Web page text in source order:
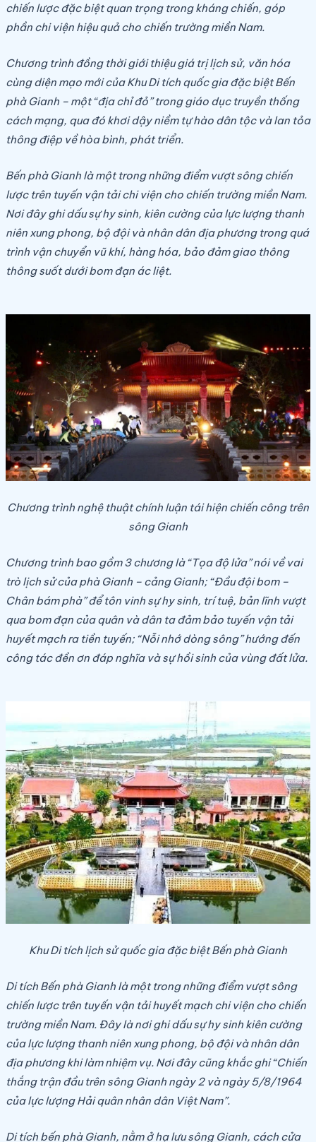
chiến lược đặc biệt quan trọng trong kháng chiến, góp
phần chi viện hiệu quả cho chiến trường miền Nam.
Chương trình đồng thời giới thiệu giá trị lịch sử, văn hóa
cùng diện mạo mới của Khu Di tích quốc gia đặc biệt Bến
phà Gianh – một “địa chỉ đỏ” trong giáo dục truyền thống
cách mạng, qua đó khơi dậy niềm tự hào dân tộc và lan tỏa
thông điệp về hòa bình, phát triển.
Bến phà Gianh là một trong những điểm vượt sông chiến
lược trên tuyến vận tải chi viện cho chiến trường miền Nam.
Nơi đây ghi dấu sự hy sinh, kiên cường của lực lượng thanh
niên xung phong, bộ đội và nhân dân địa phương trong quá
trình vận chuyển vũ khí, hàng hóa, bảo đảm giao thông
thông suốt dưới bom đạn ác liệt.
Chương trình nghệ thuật chính luận tái hiện chiến công trên
sông Gianh
Chương trình bao gồm 3 chương là “Tọa độ lửa” nói về vai
trò lịch sử của phà Gianh – cảng Gianh; “Đầu đội bom –
Chân bám phà” để tôn vinh sự hy sinh, trí tuệ, bản lĩnh vượt
qua bom đạn của quân và dân ta đảm bảo tuyến vận tải
huyết mạch ra tiền tuyến; “Nỗi nhớ dòng sông” hướng đến
công tác đền ơn đáp nghĩa và sự hồi sinh của vùng đất lửa.
Khu Di tích lịch sử quốc gia đặc biệt Bến phà Gianh
Di tích Bến phà Gianh là một trong những điểm vượt sông
chiến lược trên tuyến vận tải huyết mạch chi viện cho chiến
trường miền Nam. Đây là nơi ghi dấu sự hy sinh kiên cường
của lực lượng thanh niên xung phong, bộ đội và nhân dân
địa phương khi làm nhiệm vụ. Nơi đây cũng khắc ghi “Chiến
thắng trận đầu trên sông Gianh ngày 2 và ngày 5/8/1964
của lực lượng Hải quân nhân dân Việt Nam”.
Di tích bến phà Gianh, nằm ở hạ lưu sông Gianh, cách cửa